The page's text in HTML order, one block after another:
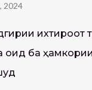
2024
ихтироот
ба ҳамкории